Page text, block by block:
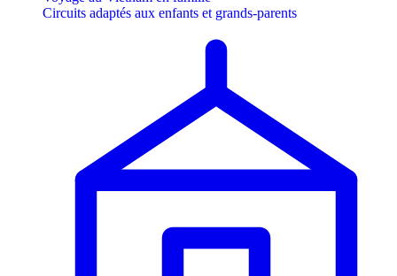
Circuits adaptés aux enfants et grands-parents